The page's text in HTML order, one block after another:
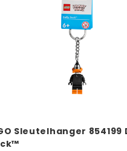
Sleutelhanger